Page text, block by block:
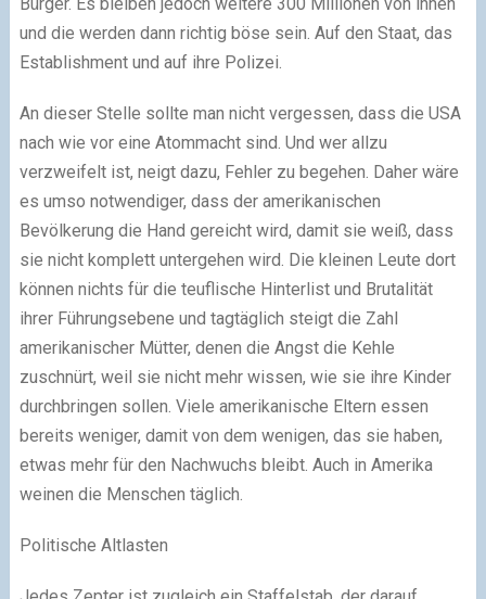
und die werden dann richtig böse sein. Auf den Staat, das
Establishment und auf ihre Polizei.
An dieser Stelle sollte man nicht vergessen, dass die USA
nach wie vor eine Atommacht sind. Und wer allzu
verzweifelt ist, neigt dazu, Fehler zu begehen. Daher wäre
es umso notwendiger, dass der amerikanischen
Bevölkerung die Hand gereicht wird, damit sie weiß, dass
sie nicht komplett untergehen wird. Die kleinen Leute dort
können nichts für die teuflische Hinterlist und Brutalität
ihrer Führungsebene und tagtäglich steigt die Zahl
amerikanischer Mütter, denen die Angst die Kehle
zuschnürt, weil sie nicht mehr wissen, wie sie ihre Kinder
durchbringen sollen. Viele amerikanische Eltern essen
bereits weniger, damit von dem wenigen, das sie haben,
etwas mehr für den Nachwuchs bleibt. Auch in Amerika
weinen die Menschen täglich.
Politische Altlasten